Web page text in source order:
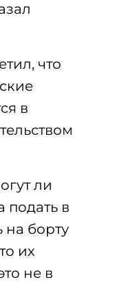
что
в
ли
в
на борту
их
не в